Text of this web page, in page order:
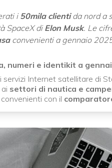
i50mila clientida nord a
SpaceX di Elon Musk. Le
convenienti a gennaio
numeri e identikit a
servizi Internet satellitare di
settori di nautica e
convenienti con il